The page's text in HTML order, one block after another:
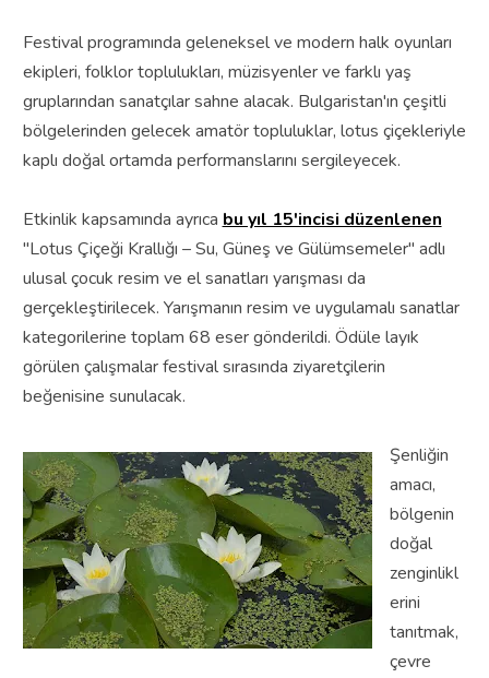
Festival programında geleneksel ve modern halk oyunları
ekipleri, folklor toplulukları, müzisyenler ve farklı yaş
gruplarından sanatçılar sahne alacak. Bulgaristan'ın çeşitli
bölgelerinden gelecek amatör topluluklar, lotus çiçekleriyle
kaplı doğal ortamda performanslarını sergileyecek.
Etkinlik kapsamında ayrıca bu yıl 15'incisi düzenlenen
"Lotus Çiçeği Krallığı – Su, Güneş ve Gülümsemeler" adlı
ulusal çocuk resim ve el sanatları yarışması da
gerçekleştirilecek. Yarışmanın resim ve uygulamalı sanatlar
kategorilerine toplam 68 eser gönderildi. Ödüle layık
görülen çalışmalar festival sırasında ziyaretçilerin
beğenisine sunulacak.
Şenliğin
amacı,
bölgenin
doğal
zenginlikl
erini
tanıtmak,
çevre